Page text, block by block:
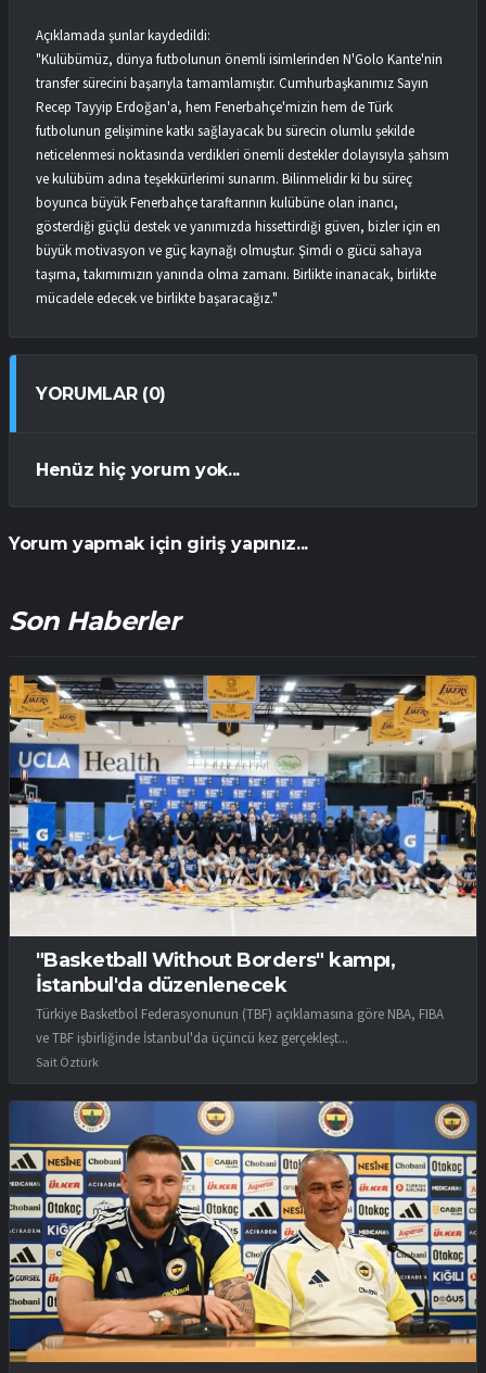
Açıklamada şunlar kaydedildi:
"Kulübümüz, dünya futbolunun önemli isimlerinden N'Golo Kante'nin
transfer sürecini başarıyla tamamlamıştır. Cumhurbaşkanımız Sayın
Recep Tayyip Erdoğan'a, hem Fenerbahçe'mizin hem de Türk
futbolunun gelişimine katkı sağlayacak bu sürecin olumlu şekilde
neticelenmesi noktasında verdikleri önemli destekler dolayısıyla şahsım
ve kulübüm adına teşekkürlerimi sunarım. Bilinmelidir ki bu süreç
boyunca büyük Fenerbahçe taraftarının kulübüne olan inancı,
gösterdiği güçlü destek ve yanımızda hissettirdiği güven, bizler için en
büyük motivasyon ve güç kaynağı olmuştur. Şimdi o gücü sahaya
taşıma, takımımızın yanında olma zamanı. Birlikte inanacak, birlikte
mücadele edecek ve birlikte başaracağız."
YORUMLAR (0)
Henüz hiç yorum yok...
Yorum yapmak için giriş yapınız...
Son Haberler
"Basketball Without Borders" kampı,
İstanbul'da düzenlenecek
Türkiye Basketbol Federasyonunun (TBF) açıklamasına göre NBA, FIBA
ve TBF işbirliğinde İstanbul'da üçüncü kez gerçekleşt...
Sait Öztürk